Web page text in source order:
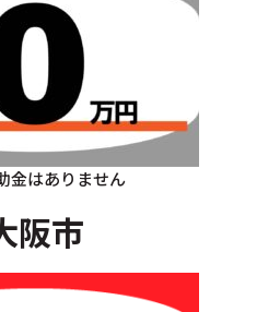
金はありません
阪市